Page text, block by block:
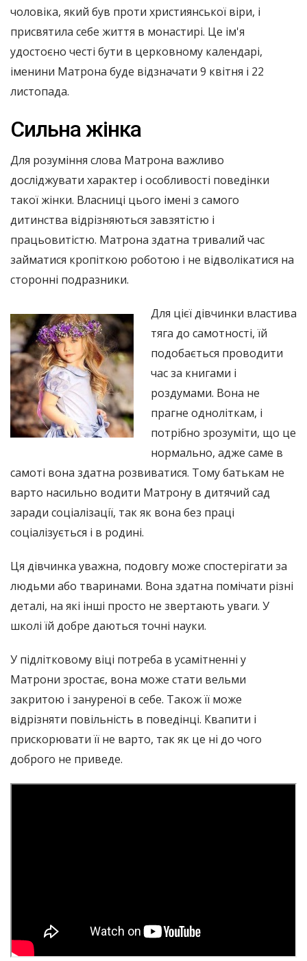
чоловіка, який був проти християнської віри, і
присвятила себе життя в монастирі. Це ім'я
удостоєно честі бути в церковному календарі,
іменини Матрона буде відзначати 9 квітня і 22
листопада.
Сильна жінка
Для розуміння слова Матрона важливо
досліджувати характер і особливості поведінки
такої жінки. Власниці цього імені з самого
дитинства відрізняються завзятістю і
працьовитістю. Матрона здатна тривалий час
займатися кропіткою роботою і не відволікатися на
сторонні подразники.
Для цієї дівчинки властива
тяга до самотності, їй
подобається проводити
час за книгами і
роздумами. Вона не
прагне одноліткам, і
потрібно зрозуміти, що це
нормально, адже саме в
самоті вона здатна розвиватися. Тому батькам не
варто насильно водити Матрону в дитячий сад
заради соціалізації, так як вона без праці
соціалізується і в родині.
Ця дівчинка уважна, подовгу може спостерігати за
людьми або тваринами. Вона здатна помічати різні
деталі, на які інші просто не звертають уваги. У
школі їй добре даються точні науки.
У підлітковому віці потреба в усамітненні у
Матрони зростає, вона може стати вельми
закритою і зануреної в себе. Також її може
відрізняти повільність в поведінці. Квапити і
прискорювати її не варто, так як це ні до чого
доброго не приведе.